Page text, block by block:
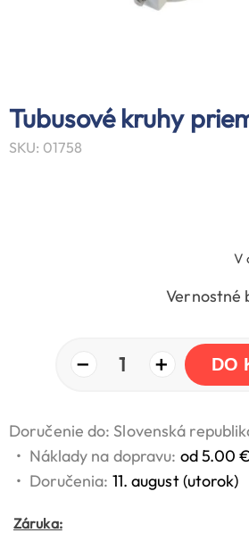
Tubusové kruhy
SKU: 01758
V
Vernostné
− 1 + DO
Doručenie do: Slovenská
• Náklady na dopravu: od 5.00 €
• Doručenia: 11. august (utorok)
Záruka: